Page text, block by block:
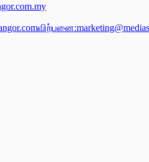
விற்பனை: